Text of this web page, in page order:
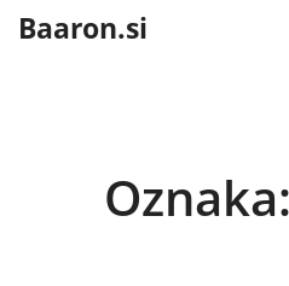
Baaron.si
Oznaka: